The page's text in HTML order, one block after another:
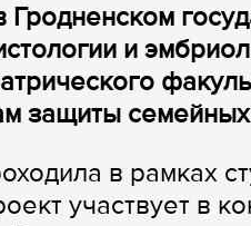
Гродненском
и
защиты
в рамках
участвует в